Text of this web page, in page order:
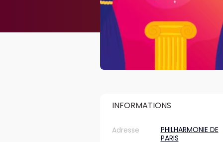
INFORMATIONS
Adresse
PHILHARMONIE DE
PARIS